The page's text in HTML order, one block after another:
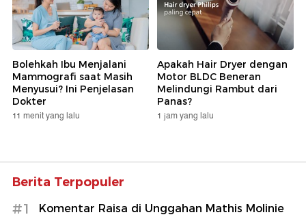
Bolehkah Ibu Menjalani
Mammografi saat Masih
Menyusui? Ini Penjelasan
Dokter
11 menit yang lalu
Apakah Hair Dryer dengan
Motor BLDC Beneran
Melindungi Rambut dari
Panas?
1 jam yang lalu
Berita Terpopuler
#1
Komentar Raisa di Unggahan Mathis Molinie